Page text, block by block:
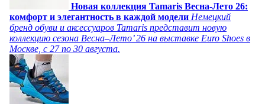
Новая коллекция Tamaris Весна-Лето 26:
комфорт и элегантность в каждой модели Немецкий
бренд обуви и аксессуаров Tamaris представит новую
коллекцию сезона Весна–Лето’ 26 на выставке Euro Shoes в
Москве, с 27 по 30 августа.